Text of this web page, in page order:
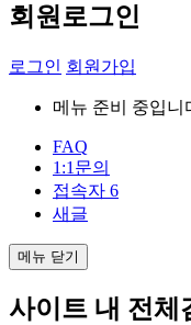
회원로그인
로그인 회원가입
메뉴 준비 중입니
FAQ
1:1문의
접속자 6
새글
메뉴 닫기
사이트 내 전체